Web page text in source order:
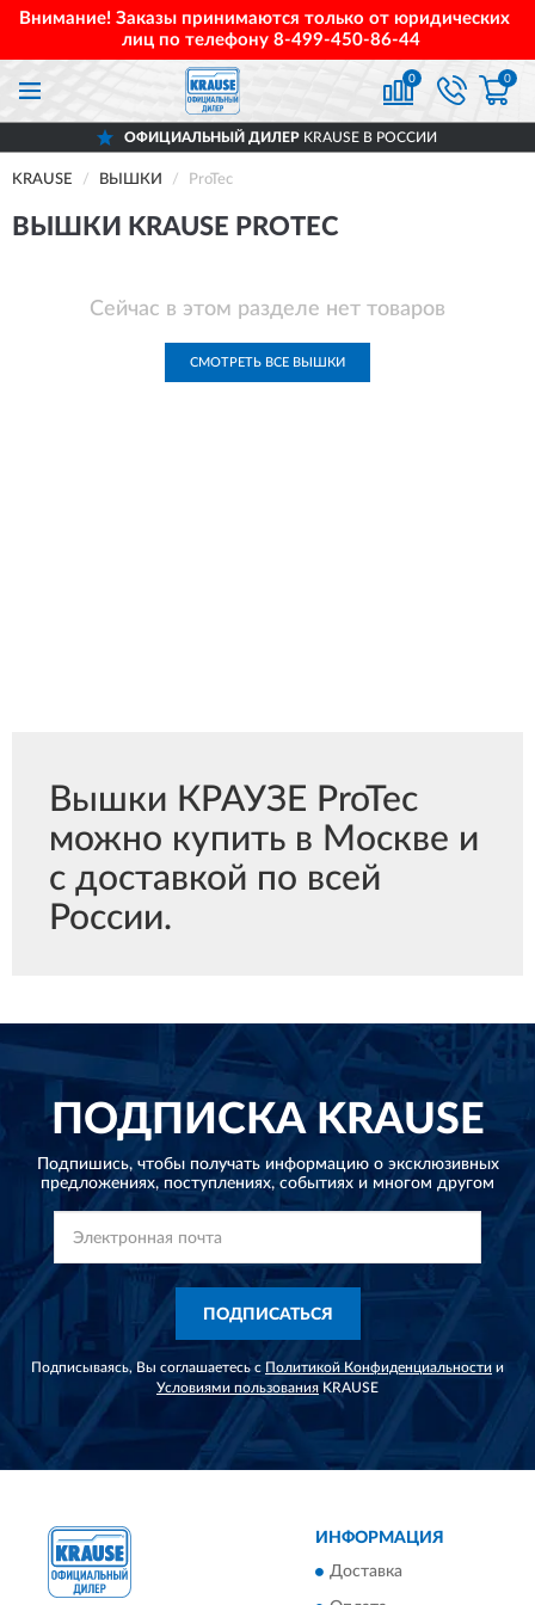
Внимание! Заказы принимаются только от юридических
лиц по телефону 8-499-450-86-44
0 0
ОФИЦИАЛЬНЫЙ ДИЛЕРKRAUSE В РОССИИ
KRAUSE ВЫШКИ ProTec
ВЫШКИ KRAUSE PROTEC
Сейчас в этом разделе нет товаров
СМОТРЕТЬ ВСЕ ВЫШКИ
Вышки КРАУЗЕ ProTec
можно купить в Москве и
с доставкой по всей
России.
ПОДПИСКАKRAUSE
Подпишись, чтобы получать информацию о эксклюзивных
предложениях, поступлениях, событиях и многом другом
ПОДПИСАТЬСЯ
Подписываясь, Вы соглашаетесь с Политикой Конфиденциальности и
Условиями пользованияKRAUSE
ИНФОРМАЦИЯ
Доставка